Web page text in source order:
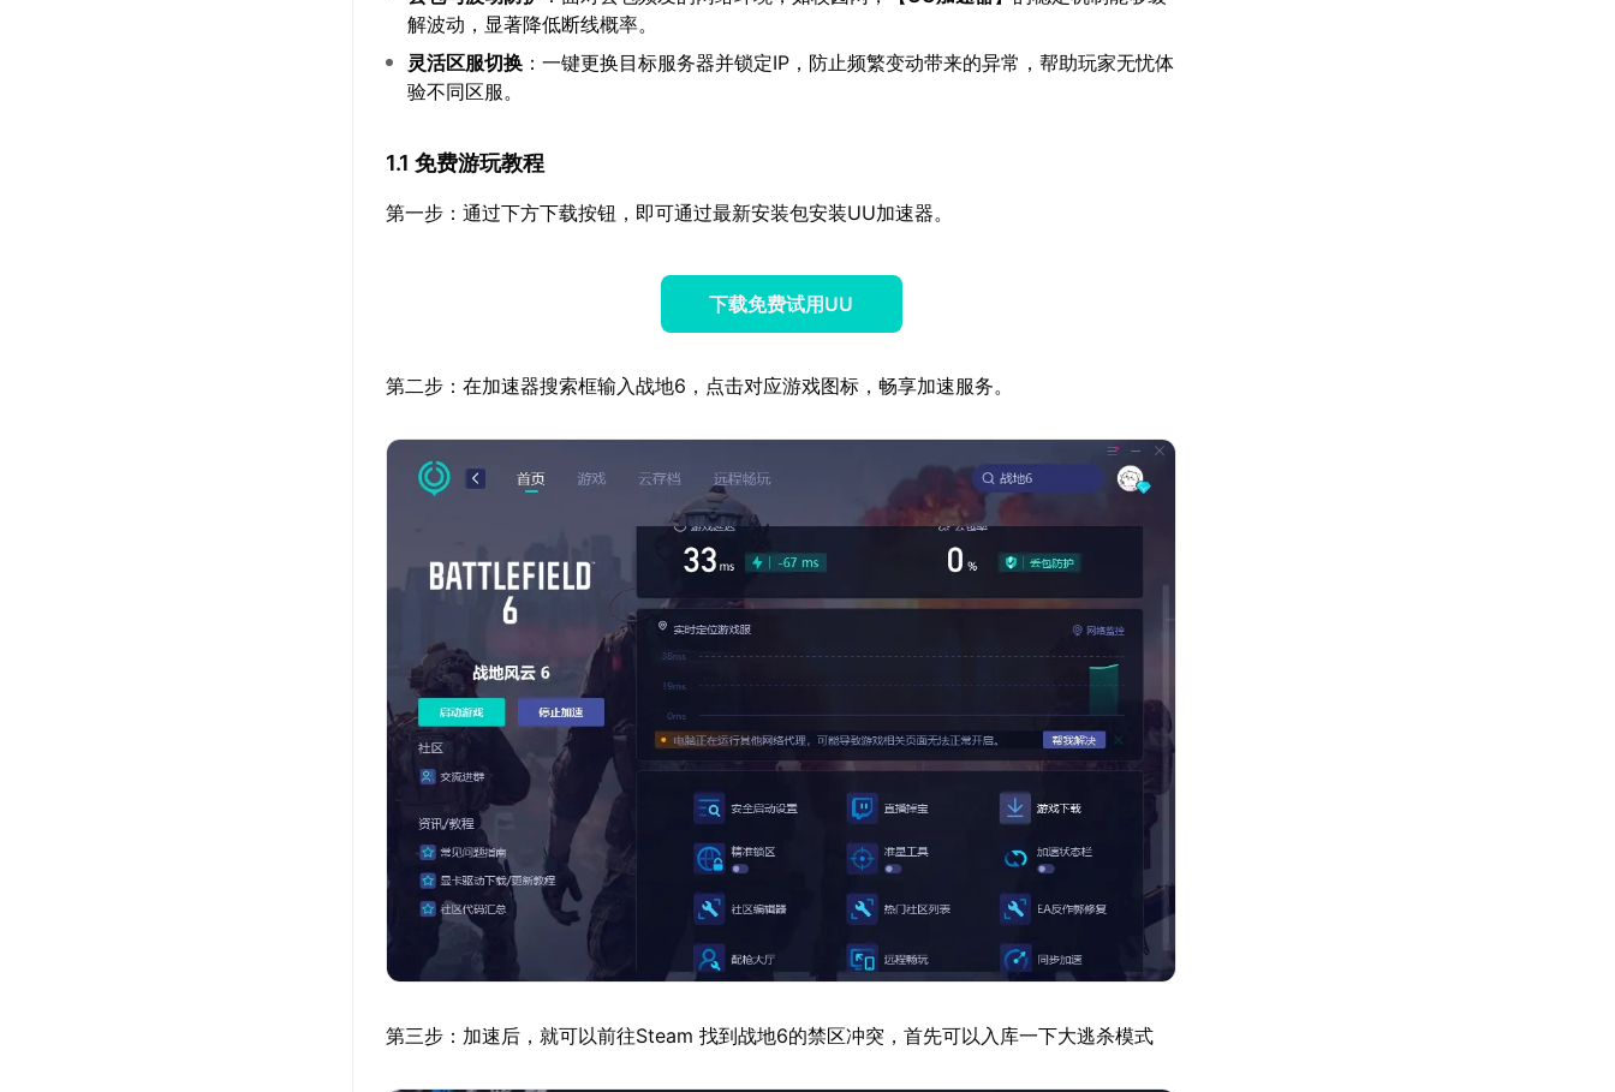
解波动，显著降低断线概率。
灵活区服切换 ：一键更换目标服务器并锁定IP，防止频繁变动带来的异常，帮助玩家无忧体
验不同区服。
1.1 免费游玩教程
第一步：通过下方下载按钮，即可通过最新安装包安装UU加速器。
下载免费试用UU
第二步：在加速器搜索框输入战地6，点击对应游戏图标，畅享加速服务。
第三步：加速后，就可以前往Steam 找到战地6的禁区冲突，首先可以入库一下大逃杀模式